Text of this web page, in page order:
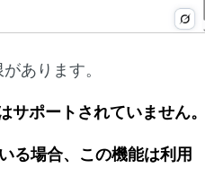
あります。
ポートされていません。
る場合、この機能は利用